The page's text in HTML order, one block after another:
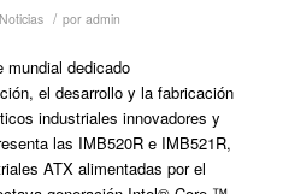
Noticias / por admin
mundial dedicado
el desarrollo y la fabricación
industriales innovadores y
las IMB520R e IMB521R,
ATX alimentadas por el